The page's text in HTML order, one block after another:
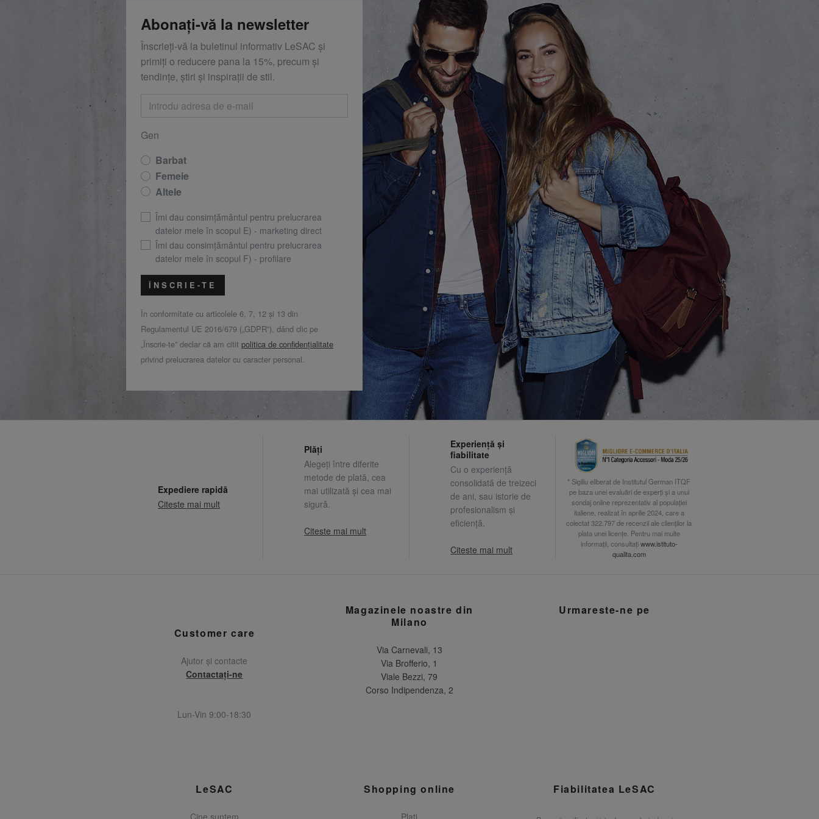
Abonați-vă la newsletter
Înscrieți-vă la buletinul informativ LeSAC și
primiți o reducere pana la 15%, precum și
tendințe, știri și inspirații de stil.
Gen
Barbat
Femeie
Altele
Îmi dau consimțământul pentru prelucrarea
datelor mele în scopul E) - marketing direct
Îmi dau consimțământul pentru prelucrarea
datelor mele în scopul F) - profilare
ÎNSCRIE-TE
În conformitate cu articolele 6, 7, 12 și 13 din
Regulamentul UE 2016/679 („GDPR”), dând clic pe
„Înscrie-te” declar că am citit politica de confidențialitate
privind prelucrarea datelor cu caracter personal.
Expediere rapidă
Citeste mai mult
Plăți
Alegeți între diferite
metode de plată, cea
mai utilizată și cea mai
sigură.
Citeste mai mult
Experiență și
fiabilitate
Cu o experiență
consolidată de treizeci
de ani, sau istorie de
profesionalism și
eficiență.
Citeste mai mult
* Sigiliu eliberat de Institutul German ITQF
pe baza unei evaluări de experți și a unui
sondaj online reprezentativ al populației
italiene, realizat în aprilie 2024, care a
colectat 322.797 de recenzii ale clienților la
plata unei licențe. Pentru mai multe
informații, consultațiwww.istituto-
qualita.com
Customer care
Ajutor și contacte
Contactați-ne
Lun-Vin 9:00-18:30
Magazinele noastre din
Milano
Via Carnevali, 13
Via Brofferio, 1
Viale Bezzi, 79
Corso Indipendenza, 2
Urmareste-ne pe
LeSAC
Cine suntem
Shopping online
Plati
Fiabilitatea LeSAC